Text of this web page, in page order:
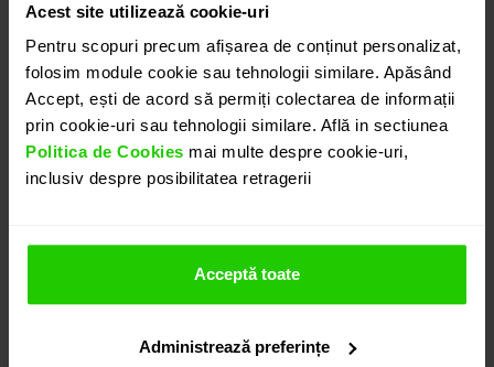
Acest site utilizează cookie-uri
Pentru scopuri precum afișarea de conținut personalizat,
folosim module cookie sau tehnologii similare. Apăsând
Accept, ești de acord să permiți colectarea de informații
prin cookie-uri sau tehnologii similare. Află in sectiunea
Politica de Cookies mai multe despre cookie-uri,
inclusiv despre posibilitatea retragerii
Acceptă toate
Administrează preferințe
PROGRAMEAZĂ O ÎNTÂLNIRE
DETALII
CERCEI GEMMA
punctul central al compoziției.
lumina și adaugă luminozitate naturală trăsăturilor.